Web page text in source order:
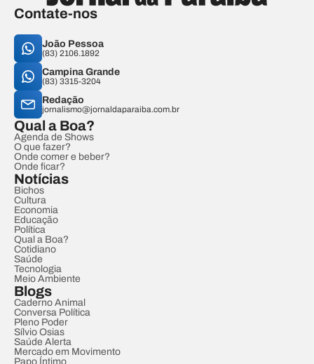
Contate-nos
João Pessoa
(83) 2106.1892
Campina Grande
(83) 3315-3204
Redação
jornalismo@jornaldaparaiba.com.br
Qual a Boa?
Agenda de Shows
O que fazer?
Onde comer e beber?
Onde ficar?
Notícias
Bichos
Cultura
Economia
Educação
Política
Qual a Boa?
Cotidiano
Saúde
Tecnologia
Meio Ambiente
Blogs
Caderno Animal
Conversa Política
Pleno Poder
Sílvio Osias
Saúde Alerta
Mercado em Movimento
Papo Íntimo